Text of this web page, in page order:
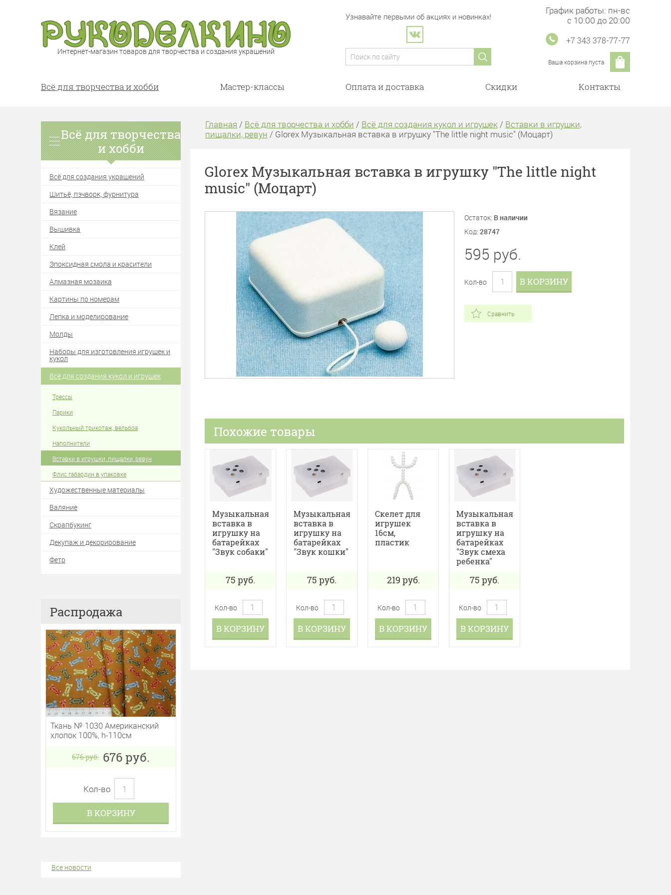
Интернет-магазин товаров для творчества и создания украшений
Узнавайте первыми об акциях и новинках!
График работы: пн-вс
с 10:00 до 20:00
+7 343 378-77-77
Ваша корзина пуста
Всё для творчества и хобби Мастер-классы Оплата и доставка Скидки Контакты
Всё для творчества
и хобби
Всё для создания украшений
Шитьё, пэчворк, фурнитура
Вязание
Вышивка
Клей
Эпоксидная смола и красители
Алмазная мозаика
Картины по номерам
Лепка и моделирование
Молды
Наборы для изготовления игрушек и
кукол
Всё для создания кукол и игрушек
Трессы
Парики
Кукольный трикотаж, вельбоа
Наполнители
Вставки в игрушки, пищалки, ревун
Флис габардин в упаковке
Художественные материалы
Валяние
Скрапбукинг
Декупаж и декорирование
Фетр
Распродажа
Ткань № 1030 Американский
хлопок 100%, h-110см
676руб. 676руб.
Кол-во
В КОРЗИНУ
Все новости
Главная / Всё для творчества и хобби / Всё для создания кукол и игрушек / Вставки в игрушки,
пищалки, ревун / Glorex Музыкальная вставка в игрушку "The little night music" (Моцарт)
Glorex Музыкальная вставка в игрушку "The little night
music" (Моцарт)
Остаток: В наличии
Код: 28747
595 руб.
Кол-во В КОРЗИНУ
Сравнить
Похожие товары
Музыкальная
вставка в
игрушку на
батарейках
"Звук собаки"
75 руб.
Кол-во
В КОРЗИНУ
Музыкальная
вставка в
игрушку на
батарейках
"Звук кошки"
75 руб.
Кол-во
В КОРЗИНУ
Скелет для
игрушек
16см,
пластик
219 руб.
Кол-во
В КОРЗИНУ
Музыкальная
вставка в
игрушку на
батарейках
"Звук смеха
ребенка"
75 руб.
Кол-во
В КОРЗИНУ